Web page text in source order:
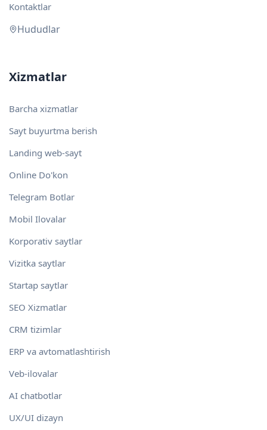
Kontaktlar
Hududlar
Xizmatlar
Barcha xizmatlar
Sayt buyurtma berish
Landing web-sayt
Online Do'kon
Telegram Botlar
Mobil Ilovalar
Korporativ saytlar
Vizitka saytlar
Startap saytlar
SEO Xizmatlar
CRM tizimlar
ERP va avtomatlashtirish
Veb-ilovalar
AI chatbotlar
UX/UI dizayn